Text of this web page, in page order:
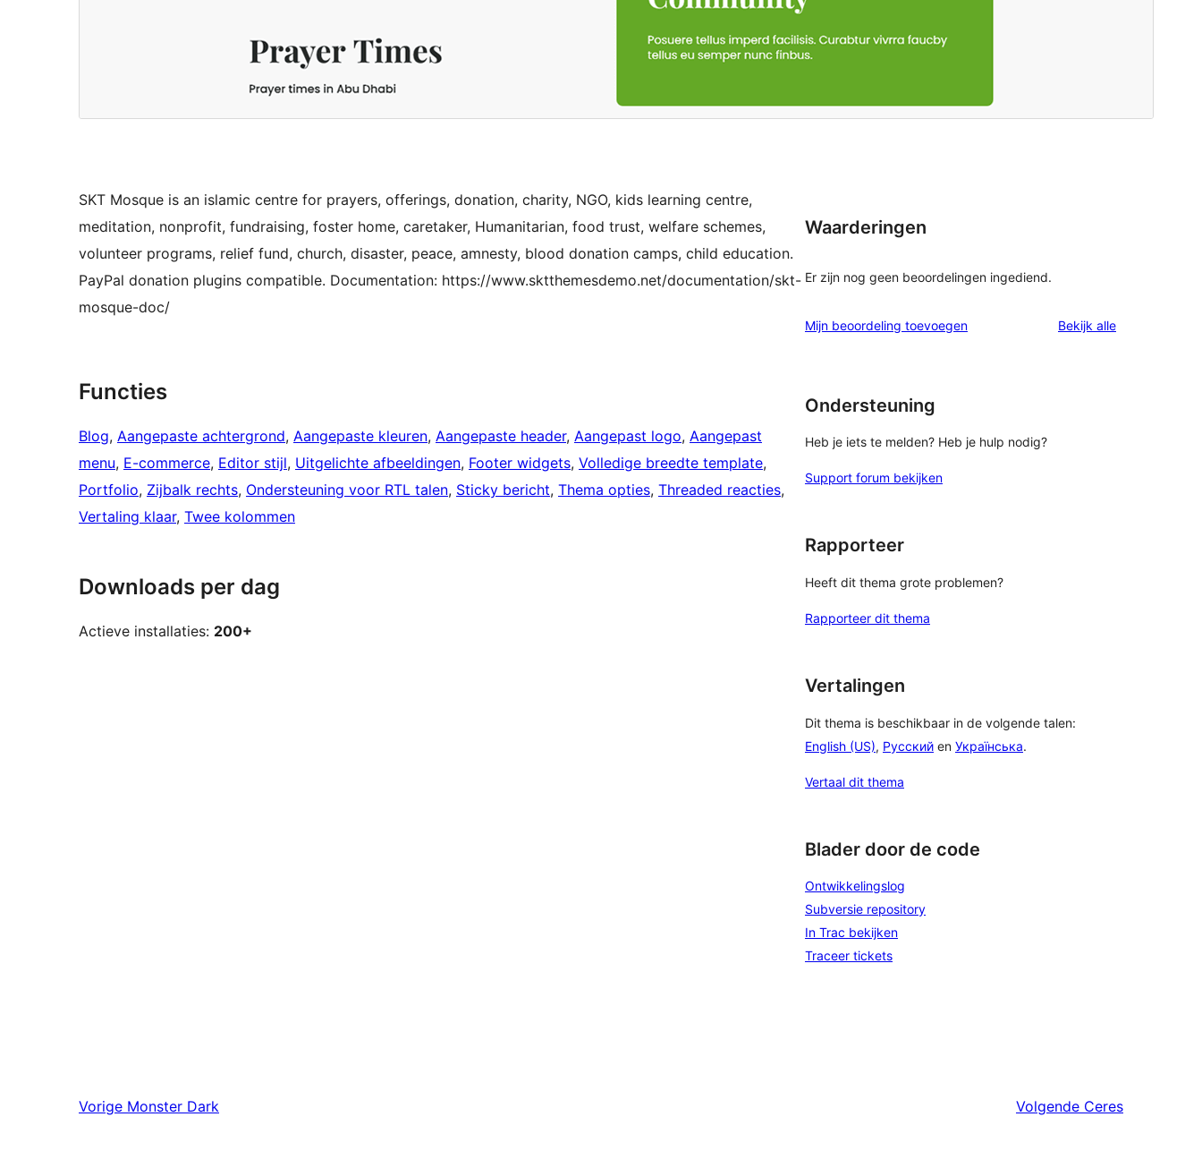
SKT Mosque is an islamic centre for prayers, offerings, donation, charity, NGO, kids learning centre,
meditation, nonprofit, fundraising, foster home, caretaker, Humanitarian, food trust, welfare schemes,
volunteer programs, relief fund, church, disaster, peace, amnesty, blood donation camps, child education.
PayPal donation plugins compatible. Documentation: https://www.sktthemesdemo.net/documentation/skt-
mosque-doc/
Functies
Blog, Aangepaste achtergrond, Aangepaste kleuren, Aangepaste header, Aangepast logo, Aangepast
menu, E-commerce, Editor stijl, Uitgelichte afbeeldingen, Footer widgets, Volledige breedte template
Portfolio, Zijbalk rechts, Ondersteuning voor RTL talen, Sticky bericht, Thema opties, Threaded reacties
Vertaling klaar, Twee kolommen
Downloads per dag
Actieve installaties: 200+
Waarderingen
Er zijn nog geen beoordelingen ingediend.
Mijn beoordeling toevoegen Bekijk allebeoordelingen
Ondersteuning
Heb je iets te melden? Heb je hulp nodig?
Support forum bekijken
Rapporteer
Heeft dit thema grote problemen?
Rapporteer dit thema
Vertalingen
Dit thema is beschikbaar in de volgende talen:
English (US), Русский en Українська.
Vertaal dit thema
Blader door de code
Ontwikkelingslog
Subversie repository
In Trac bekijken
Traceer tickets
Vorige Monster Dark Volgende Ceres